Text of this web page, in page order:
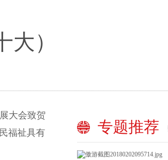
）
大会致贺
福祉具有
专题推荐